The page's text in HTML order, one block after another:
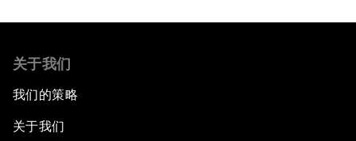
关于我们
我们的策略
关于我们